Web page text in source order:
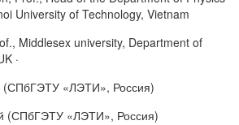
University of Technology, Vietnam
Middlesex university, Department of
·
«ЛЭТИ», Россия)
(СПбГЭТУ «ЛЭТИ», Россия)